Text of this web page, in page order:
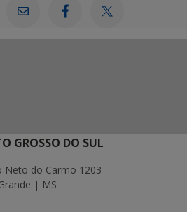
GROSSO DO SUL
Neto do Carmo 1203
| MS